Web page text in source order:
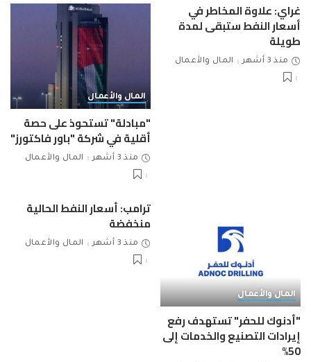
غراي: علاوة المخاطر في
أسعار النفط ستبقى لمدة
طويلة
منذ 3 أشهر المال والأعمال
المال والأعمال
"مبادلة" تستحوذ على حصة
أقلية في شركة "باور فاكتورز"
منذ 3 أشهر المال والأعمال
المال والأعمال
"أدنوك للحفر" تستهدف رفع
إيرادات التصنيع والخدمات إلى
50%
ترامب: أسعار النفط الحالية
منخفضة
منذ 3 أشهر المال والأعمال